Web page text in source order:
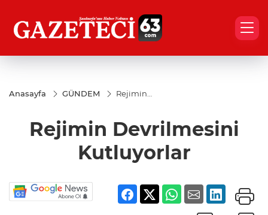
Anasayfa GÜNDEM
Rejimin
Rejimin Devrilmesini
Kutluyorlar